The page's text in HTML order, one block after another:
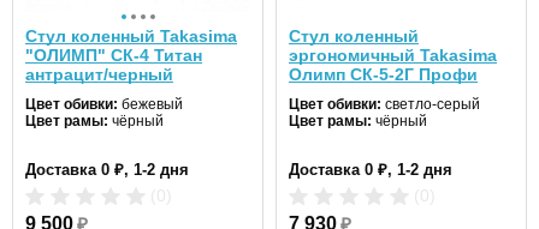
Стул коленный Takasima
"ОЛИМП" СК-4 Титан
антрацит/черный
Цвет обивки: бежевый
Цвет рамы: чёрный
Доставка 0 ₽, 1-2 дня
9 500₽
Стул коленный
эргономичный Takasima
Олимп СК-5-2Г Профи
Цвет обивки: светло-серый
Цвет рамы: чёрный
Доставка 0 ₽, 1-2 дня
7 930₽